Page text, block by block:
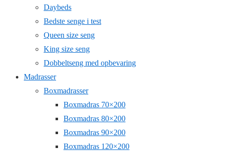
Daybeds
Bedste senge i test
Queen size seng
King size seng
Dobbeltseng med opbevaring
Madrasser
Boxmadrasser
Boxmadras 70×200
Boxmadras 80×200
Boxmadras 90×200
Boxmadras 120×200